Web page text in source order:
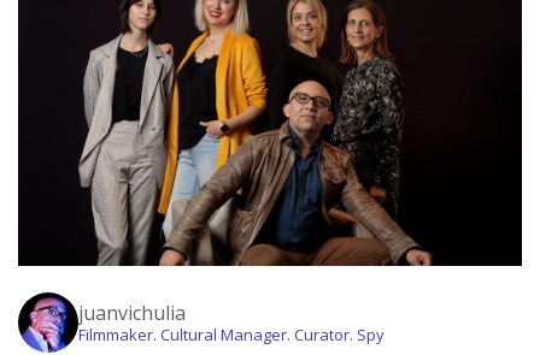
juanvichulia
Filmmaker. Cultural Manager. Curator. Spy